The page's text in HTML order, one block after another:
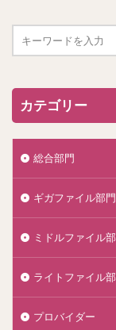
カテゴリー
総合部門
ギガファイル部門
ミドルファイル
ライトファイル
プロバイダー